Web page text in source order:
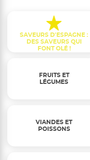
SAVEURS D'ESPAGNE :
DES SAVEURS QUI
FONT OLÉ !
FRUITS ET
LÉGUMES
VIANDES ET
POISSONS